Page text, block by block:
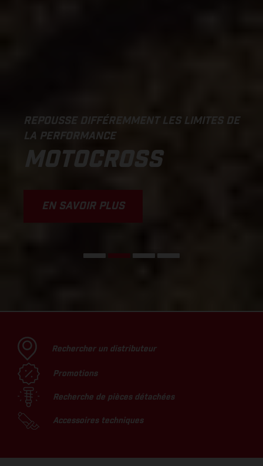
REPOUSSE DIFFÉREMMENT LES LIMITES DE
LA PERFORMANCE
MOTOCROSS
EN SAVOIR PLUS
Rechercher un distributeur
Promotions
Recherche de pièces détachées
Accessoires techniques